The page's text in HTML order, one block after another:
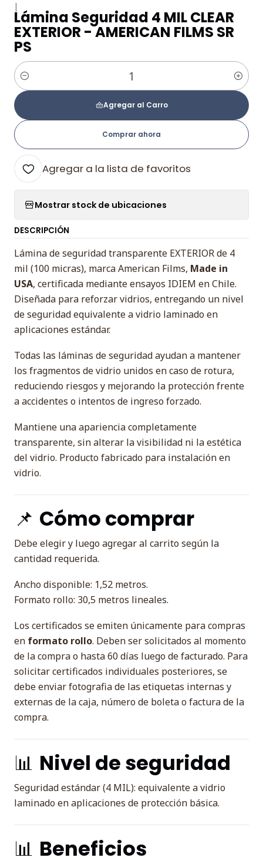
|
Lámina Seguridad 4 MIL CLEAR
EXTERIOR - AMERICAN FILMS SR
PS
Cantidad
Agregar al Carro
Comprar ahora
Agregar a la lista de favoritos
Mostrar stock de ubicaciones
DESCRIPCIÓN
Lámina de seguridad transparente EXTERIOR de 4
mil (100 micras), marca American Films, Made in
USA, certificada mediante ensayos IDIEM en Chile.
Diseñada para reforzar vidrios, entregando un nivel
de seguridad equivalente a vidrio laminado en
aplicaciones estándar.
Todas las láminas de seguridad ayudan a mantener
los fragmentos de vidrio unidos en caso de rotura,
reduciendo riesgos y mejorando la protección frente
a accidentes o intentos de ingreso forzado.
Mantiene una apariencia completamente
transparente, sin alterar la visibilidad ni la estética
del vidrio. Producto fabricado para instalación en
vidrio.
📌 Cómo comprar
Debe elegir y luego agregar al carrito según la
cantidad requerida.
Ancho disponible: 1,52 metros.
Formato rollo: 30,5 metros lineales.
Los certificados se emiten únicamente para compras
en formato rollo. Deben ser solicitados al momento
de la compra o hasta 60 días luego de facturado. Para
solicitar certificados individuales posteriores, se
debe enviar fotografia de las etiquetas internas y
externas de la caja, número de boleta o factura de la
compra.
📊 Nivel de seguridad
Seguridad estándar (4 MIL): equivalente a vidrio
laminado en aplicaciones de protección básica.
📊 Beneficios